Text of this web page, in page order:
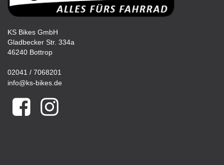
KS Bikes GmbH
Gladbecker Str. 334a
46240 Bottrop
02041 / 7068201
info@ks-bikes.de